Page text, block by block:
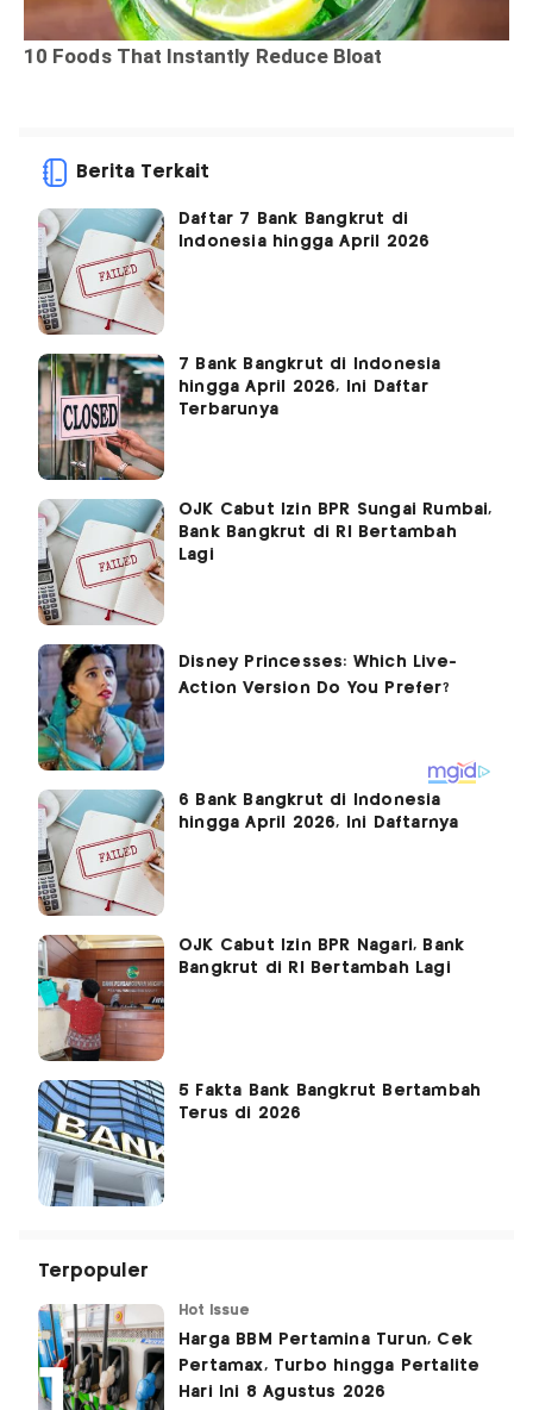
Berita Terkait
Daftar 7 Bank Bangkrut di
Indonesia hingga April 2026
7 Bank Bangkrut di Indonesia
hingga April 2026, Ini Daftar
Terbarunya
OJK Cabut Izin BPR Sungai Rumbai,
Bank Bangkrut di RI Bertambah
Lagi
6 Bank Bangkrut di Indonesia
hingga April 2026, Ini Daftarnya
OJK Cabut Izin BPR Nagari, Bank
Bangkrut di RI Bertambah Lagi
5 Fakta Bank Bangkrut Bertambah
Terus di 2026
Terpopuler
Hot Issue
Harga BBM Pertamina Turun, Cek
Pertamax, Turbo hingga Pertalite
Hari Ini 8 Agustus 2026